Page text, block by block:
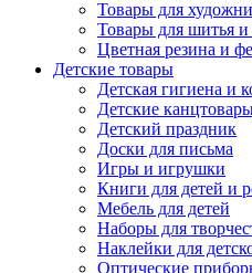
Товары для
Товары для шитья
Цветная резина и
Детские товары
Детская гигиена и
Детские
Детский праздник
Доски для письма
Игры и игрушки
Книги для детей и
Мебель для детей
Наборы для
Наклейки для
Оптические